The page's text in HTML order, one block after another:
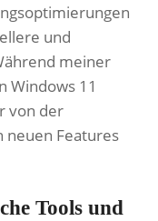
und
meiner
Windows 11
von der
Features
Tools und